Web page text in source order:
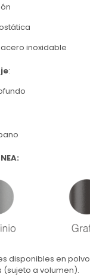
inoxidable
:
disponibles en polvo
(sujeto a volumen).